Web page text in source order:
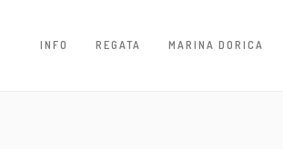
INFO REGATA MARINA DORICA